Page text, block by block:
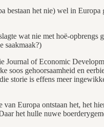
het nie) wel in Europa
wat nie met hoë-opbrengs
saakmaak?)
of Economic
soos gehoorsaamheid en
storie is effens meer
Europa ontstaan het, het
het hulle nuwe